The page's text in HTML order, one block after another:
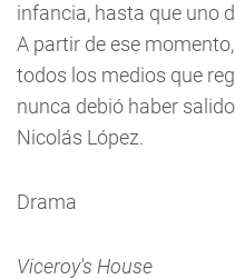
infancia, hasta que uno
A partir de ese
todos los medios que
nunca debió haber
Nicolás López.
Drama
Viceroy's House